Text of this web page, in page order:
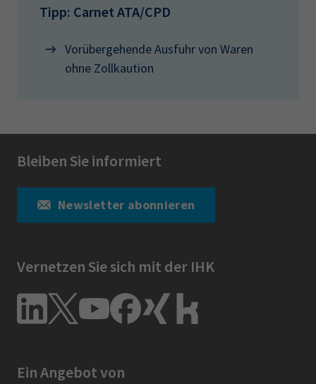
Tipp: Carnet ATA/CPD
Vorübergehende Ausfuhr von Waren
ohne Zollkaution ‎
Bleiben Sie informiert
Newsletter abonnieren
Vernetzen Sie sich mit der IHK
Ein Angebot von